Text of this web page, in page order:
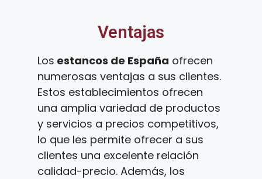
Ventajas
Los estancos de España ofrecen
numerosas ventajas a sus clientes.
Estos establecimientos ofrecen
una amplia variedad de productos
y servicios a precios competitivos,
lo que les permite ofrecer a sus
clientes una excelente relación
calidad-precio. Además, los